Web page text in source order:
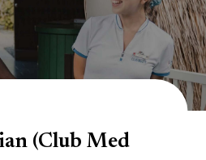
(Club Med